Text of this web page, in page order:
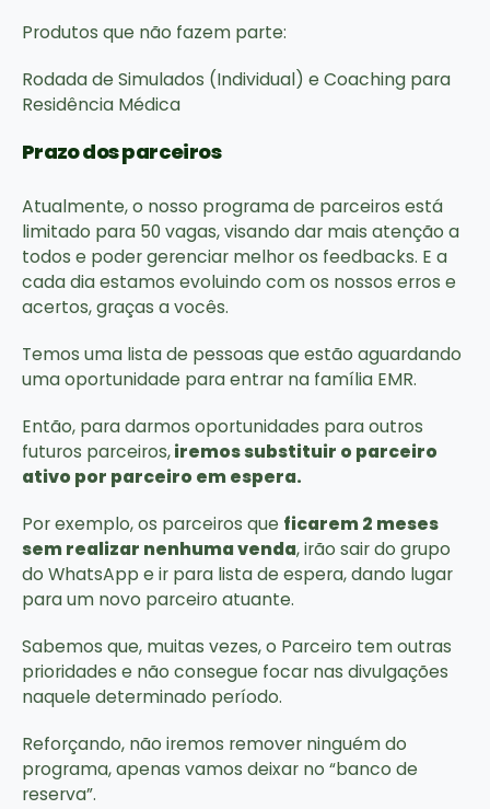
Produtos que não fazem parte:
Rodada de Simulados (Individual) e Coaching para
Residência Médica
Prazo dos parceiros
Atualmente, o nosso programa de parceiros está
limitado para 50 vagas, visando dar mais atenção a
todos e poder gerenciar melhor os feedbacks. E a
cada dia estamos evoluindo com os nossos erros e
acertos, graças a vocês.
Temos uma lista de pessoas que estão aguardando
uma oportunidade para entrar na família EMR.
Então, para darmos oportunidades para outros
futuros parceiros,iremos substituir o parceiro
ativo por parceiro em espera.
Por exemplo, os parceiros que ficarem 2 meses
sem realizar nenhuma venda, irão sair do grupo
do WhatsApp e ir para lista de espera, dando lugar
para um novo parceiro atuante.
Sabemos que, muitas vezes, o Parceiro tem outras
prioridades e não consegue focar nas divulgações
naquele determinado período.
Reforçando, não iremos remover ninguém do
programa, apenas vamos deixar no “banco de
reserva”.